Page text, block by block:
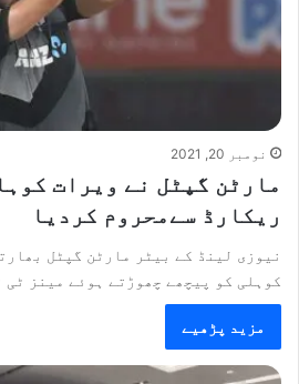
نومبر 20, 2021
مارٹن گپٹل نے ویرات
ریکارڈ سےمحروم کردیا
نیوزی لینڈ کے بیٹر مارٹن گپٹل
کوہلی کو پیچھے چھوڑتے ہوئے مینز
مزید پڑھیے